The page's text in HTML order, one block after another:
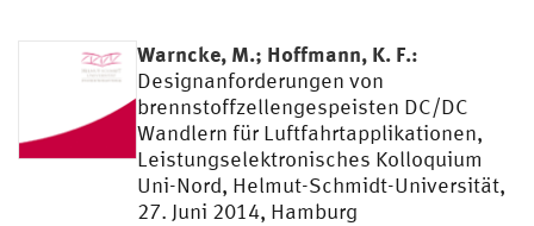
Warncke, M.; Hoffmann, K. F.:
Designanforderungen von
brennstoffzellengespeisten DC/DC
Wandlern für Luftfahrtapplikationen,
Leistungselektronisches Kolloquium
Uni-Nord, Helmut-Schmidt-Universität,
27. Juni 2014, Hamburg